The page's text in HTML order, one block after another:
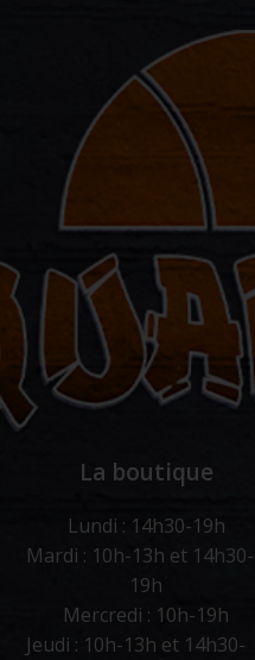
La boutique
Lundi : 14h30-19h
Mardi : 10h-13h et 14h30-
19h
Mercredi : 10h-19h
Jeudi : 10h-13h et 14h30-